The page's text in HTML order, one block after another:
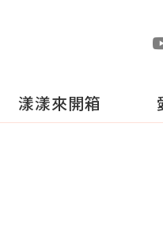
漾漾來開箱